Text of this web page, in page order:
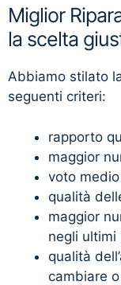
Miglior
la scelta
Abbiamo stilato
seguenti criteri:
rapporto
maggior
voto
qualità
maggior
negli ultimi
qualità
cambiare